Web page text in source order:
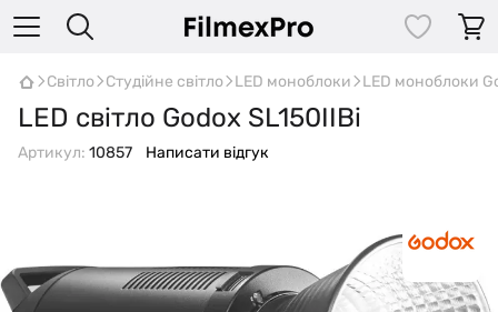
Світло Студійне світло LED моноблоки LED моноблоки
LED світло Godox SL150IIBi
Артикул: 10857 Написати відгук